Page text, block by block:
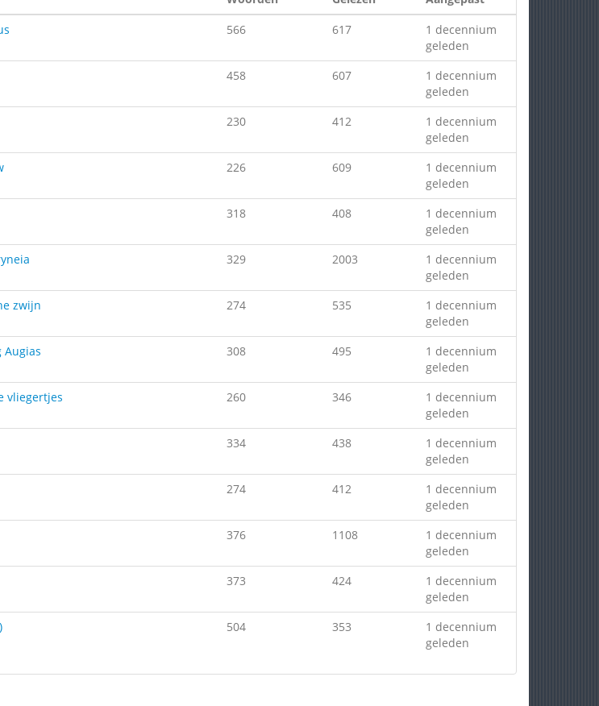
566 617
1 decennium
geleden
458 607
1 decennium
geleden
230 412
1 decennium
geleden
226 609
1 decennium
geleden
318 408
1 decennium
geleden
329 2003
1 decennium
geleden
zwijn
274 535
1 decennium
geleden
Augias
308 495
1 decennium
geleden
vliegertjes
260 346
1 decennium
geleden
334 438
1 decennium
geleden
274 412
1 decennium
geleden
376 1108
1 decennium
geleden
373 424
1 decennium
geleden
504 353
1 decennium
geleden